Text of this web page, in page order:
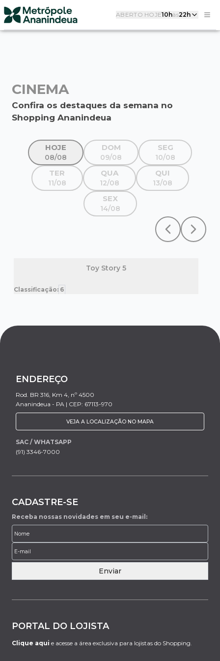
ABERTO HOJE10hàs22h
CINEMA
Confira os destaques da semana no
Shopping Ananindeua
HOJE
08/08
DOM
09/08
SEG
10/08
TER
11/08
QUA
12/08
QUI
13/08
SEX
14/08
Previous slide
Next
Toy Story 5
Classificação: 6
ENDEREÇO
Rod. BR 316, Km 4, nº 4500
Ananindeua - PA | CEP: 67113-970
VEJA A LOCALIZAÇÃO NO MAPA
SAC / WHATSAPP
(91) 3346-7000
CADASTRE-SE
Receba nossas novidades em seu e-mail:
Enviar
PORTAL DO LOJISTA
Clique aqui e acesse a área exclusiva para lojistas do Shopping.